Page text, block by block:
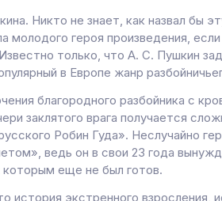
Никто не знает, как назвал бы
молодого героя произведения,
только, что А. С. Пушкин
в Европе жанр
благородного разбойника с
заклятого врага получается
Робин Гуда». Неслучайно
ведь он в свои 23 года
еще не был готов.
история экстренного взросления,